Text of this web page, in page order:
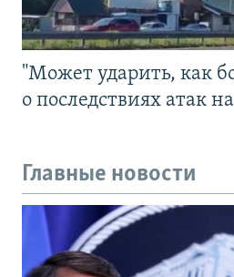
"Может ударить, как
о последствиях атак
Главные новости